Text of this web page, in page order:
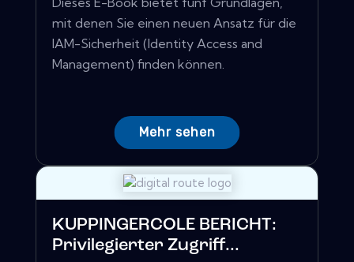
mit denen Sie einen neuen Ansatz für die
IAM-Sicherheit (Identity Access and
Management) finden können.
Mehr sehen
KUPPINGERCOLE BERICHT:
Privilegierter Zugriff...